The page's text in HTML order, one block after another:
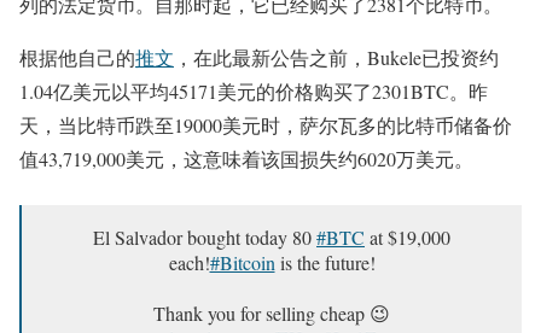
根据他自己的推文 ，在此最新公告之前，Bukele已投资约
1.04亿美元以平均45171美元的价格购买了2301BTC。昨
天，当比特币跌至19000美元时，萨尔瓦多的比特币储备价
值43,719,000美元，这意味着该国损失约6020万美元。
El Salvador bought today 80#BTC at $19,000
each!#Bitcoin is the future!
Thank you for selling cheap 😉